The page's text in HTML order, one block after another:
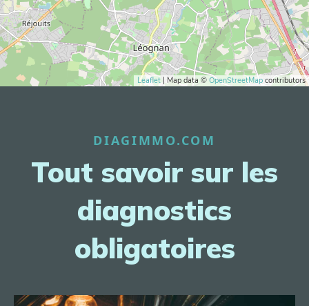
Leaflet | Map data © OpenStreetMap contributors
DIAGIMMO.COM
Tout savoir sur les
diagnostics
obligatoires